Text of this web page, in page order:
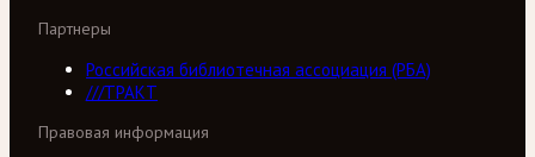
Партнеры
Российская библиотечная ассоциация (РБА)
///ТРАКТ
Правовая информация